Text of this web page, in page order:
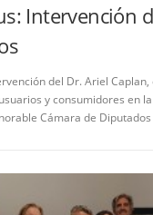
Intervención
del Dr. Ariel
y consumidores en
Cámara de